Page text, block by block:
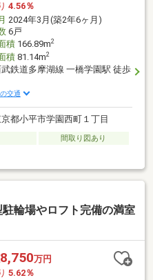
4.56％
2024年3月(築2年6ヶ月)
6戸
積166.89m2
積81.14m2
鉄道多摩湖線 一橋学園駅 徒歩
交通
都小平市学園西町１丁目
間取り図あり
輪場やロフト完備の満室
万円
5.62％